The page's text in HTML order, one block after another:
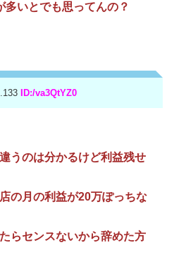
多いとでも思ってんの？
ID:/va3QtYZ0
うのは分かるけど利益残せ
の月の利益が20万ぽっちな
らセンスないから辞めた方